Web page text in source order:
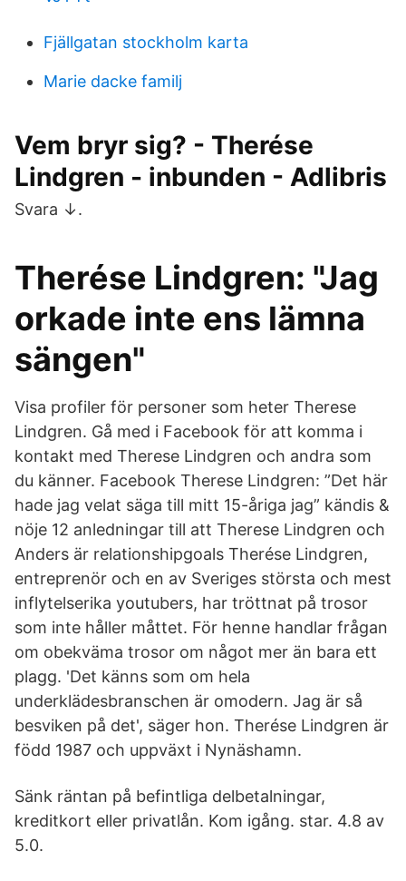
Fjällgatan stockholm karta
Marie dacke familj
Vem bryr sig? - Therése
Lindgren - inbunden - Adlibris
Svara ↓.
Therése Lindgren: "Jag
orkade inte ens lämna
sängen"
Visa profiler för personer som heter Therese
Lindgren. Gå med i Facebook för att komma i
kontakt med Therese Lindgren och andra som
du känner. Facebook Therese Lindgren: ”Det här
hade jag velat säga till mitt 15-åriga jag” kändis &
nöje 12 anledningar till att Therese Lindgren och
Anders är relationshipgoals Therése Lindgren,
entreprenör och en av Sveriges största och mest
inflytelserika youtubers, har tröttnat på trosor
som inte håller måttet. För henne handlar frågan
om obekväma trosor om något mer än bara ett
plagg. 'Det känns som om hela
underklädesbranschen är omodern. Jag är så
besviken på det', säger hon. Therése Lindgren är
född 1987 och uppväxt i Nynäshamn.
Sänk räntan på befintliga delbetalningar,
kreditkort eller privatlån. Kom igång. star. 4.8 av
5.0.